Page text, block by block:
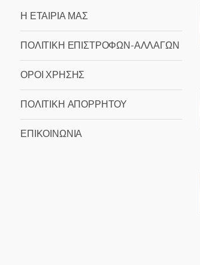
Η ΕΤΑΙΡΙΑ ΜΑΣ
ΠΟΛΙΤΙΚΗ ΕΠΙΣΤΡΟΦΩΝ-ΑΛΛΑΓΩΝ
ΟΡΟΙ ΧΡΗΣΗΣ
ΠΟΛΙΤΙΚΗ ΑΠΟΡΡΗΤΟΥ
ΕΠΙΚΟΙΝΩΝΙΑ